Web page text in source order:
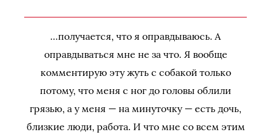
…получается, что я оправдываюсь. А
оправдываться мне не за что. Я вообще
комментирую эту жуть с собакой только
потому, что меня с ног до головы облили
грязью, а у меня — на минуточку — есть дочь,
близкие люди, работа. И что мне со всем этим